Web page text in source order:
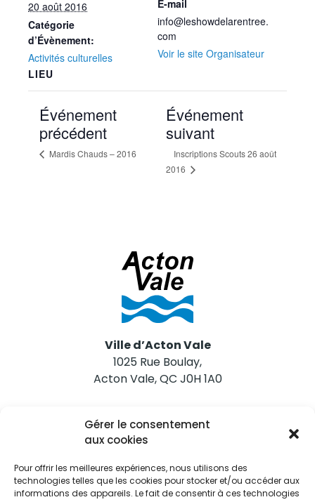
Gérer le consentement
aux cookies
Pour offrir les meilleures expériences, nous utilisons des
technologies telles que les cookies pour stocker et/ou accéder aux
informations des appareils. Le fait de consentir à ces technologies
20 août 2016
Catégorie
d’Évènement:
Activités culturelles
LIEU
E-mail
info@leshowdelarentree.
com
Voir le site Organisateur
Événement
précédent
Mardis Chauds – 2016
Événement
suivant
Inscriptions Scouts 26 août
2016
Ville d’Acton Vale
1025 Rue Boulay,
Acton Vale, QC J0H 1A0
Nous joindre
Tél. 450 546-2703